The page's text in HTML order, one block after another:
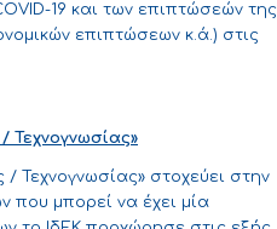
19 και των επιπτώσεών της
επιπτώσεων κ.ά.) στις
Τεχνογνωσίας»
Τεχνογνωσίας» στοχεύει στην
που μπορεί να έχει μία